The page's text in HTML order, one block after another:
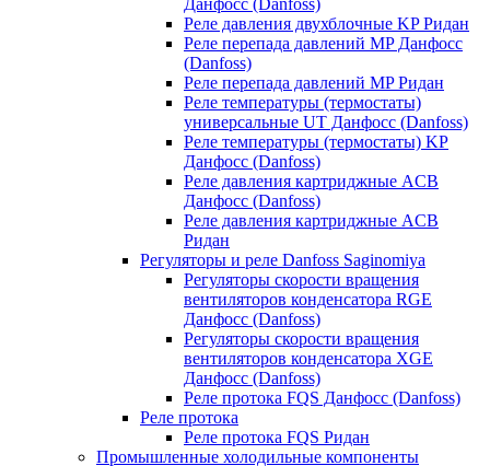
Данфосс (Danfoss)
Реле давления двухблочные KP Ридан
Реле перепада давлений MP Данфосс
(Danfoss)
Реле перепада давлений MP Ридан
Реле температуры (термостаты)
универсальные UT Данфосс (Danfoss)
Реле температуры (термостаты) KP
Данфосс (Danfoss)
Реле давления картриджные ACB
Данфосс (Danfoss)
Реле давления картриджные ACB
Ридан
Регуляторы и реле Danfoss Saginomiya
Регуляторы скорости вращения
вентиляторов конденсатора RGE
Данфосс (Danfoss)
Регуляторы скорости вращения
вентиляторов конденсатора XGE
Данфосс (Danfoss)
Реле протока FQS Данфосс (Danfoss)
Реле протока
Реле протока FQS Ридан
Промышленные холодильные компоненты